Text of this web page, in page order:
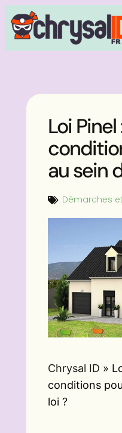
Loi
au sein
Démarches
Chrysal ID »
conditions
loi ?